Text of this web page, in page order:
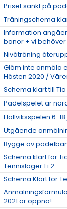
Priset sänkt på
Träningschema
Information
banor + vi
Nivåträning
Glöm inte anmäla
Hösten 2020 /
Schema klart till
Padelspelet är
Höllviksspelen 6-18
Utgående
Bygge av
Schema klart för
Tennisläger 1+2
Schema Klart för
2021 är öppna!